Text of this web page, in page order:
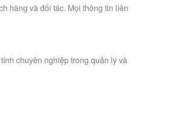
hàng và đối tác. Mọi thông tin liên
chuyên nghiệp trong quản lý và